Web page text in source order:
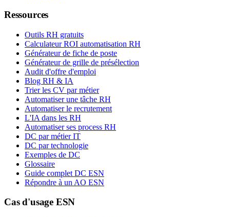
Ressources
Outils RH gratuits
Calculateur ROI automatisation RH
Générateur de fiche de poste
Générateur de grille de présélection
Audit d'offre d'emploi
Blog RH & IA
Trier les CV par métier
Automatiser une tâche RH
Automatiser le recrutement
L'IA dans les RH
Automatiser ses process RH
DC par métier IT
DC par technologie
Exemples de DC
Glossaire
Guide complet DC ESN
Répondre à un AO ESN
Cas d'usage ESN